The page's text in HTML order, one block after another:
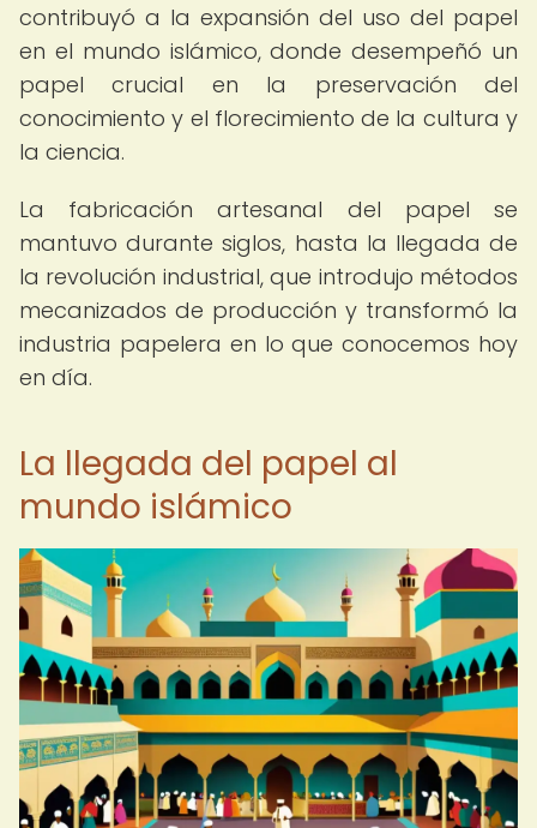
contribuyó a la expansión del uso del papel
en el mundo islámico, donde desempeñó un
papel crucial en la preservación del
conocimiento y el florecimiento de la cultura y
la ciencia.
La fabricación artesanal del papel se
mantuvo durante siglos, hasta la llegada de
la revolución industrial, que introdujo métodos
mecanizados de producción y transformó la
industria papelera en lo que conocemos hoy
en día.
La llegada del papel al
mundo islámico